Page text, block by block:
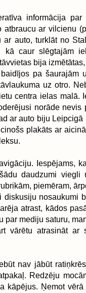
informācija par
atbraucu ar vilcienu
auto, turklāt no
kā caur slēgtajām
bija
pa šaurajām
uz otro.
centra ielas malā.
norāde nevis
ar auto biju Leipcigā
plakāts ar
Iespējams,
daudzumi viegli
piemēram,
nosaukumi
atrast, kādos
par mediju saturu,
vārētu atrasināt ar
nav jābūt
Redzēju
kāpējus. Ņemot